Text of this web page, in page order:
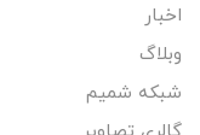
اخبار
وبلاگ
شبکه شمیم